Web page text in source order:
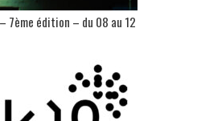
7ème édition – du 08 au 12